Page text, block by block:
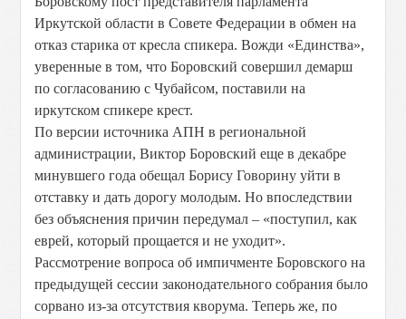
Иркутской области в Совете Федерации в обмен на
отказ старика от кресла спикера. Вожди «Единства»,
уверенные в том, что Боровский совершил демарш
по согласованию с Чубайсом, поставили на
иркутском спикере крест.
По версии источника АПН в региональной
администрации, Виктор Боровский еще в декабре
минувшего года обещал Борису Говорину уйти в
отставку и дать дорогу молодым. Но впоследствии
без объяснения причин передумал – «поступил, как
еврей, который прощается и не уходит».
Рассмотрение вопроса об импичменте Боровского на
предыдущей сессии законодательного собрания было
сорвано из-за отсутствия кворума. Теперь же, по